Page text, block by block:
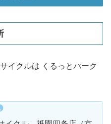
イクルは くるっとパーク